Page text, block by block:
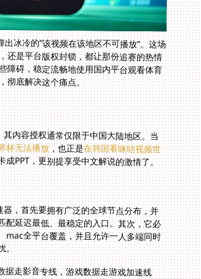
冰冷的“该视频在该地区不可播放”。这场
还是平台版权封锁，都让那份追赛的热情
障碍，稳定流畅地使用国内平台观看体育
彻底解决这个痛点。
内容授权通常仅限于中国大陆地区。当
杯无法播放，也正是在韩国看咪咕视频世
PPT，更别提享受中文解说的激情了。
，首先要拥有广泛的全球节点分布，并
延迟最低、最稳定的入口。其次，它必
全平台覆盖，并且允许一人多端同时
。
走影音专线，游戏数据走游戏加速线
此外，数据安全加密和专线传输能保护
至关重要，遇到赛事关键时刻掉线，能